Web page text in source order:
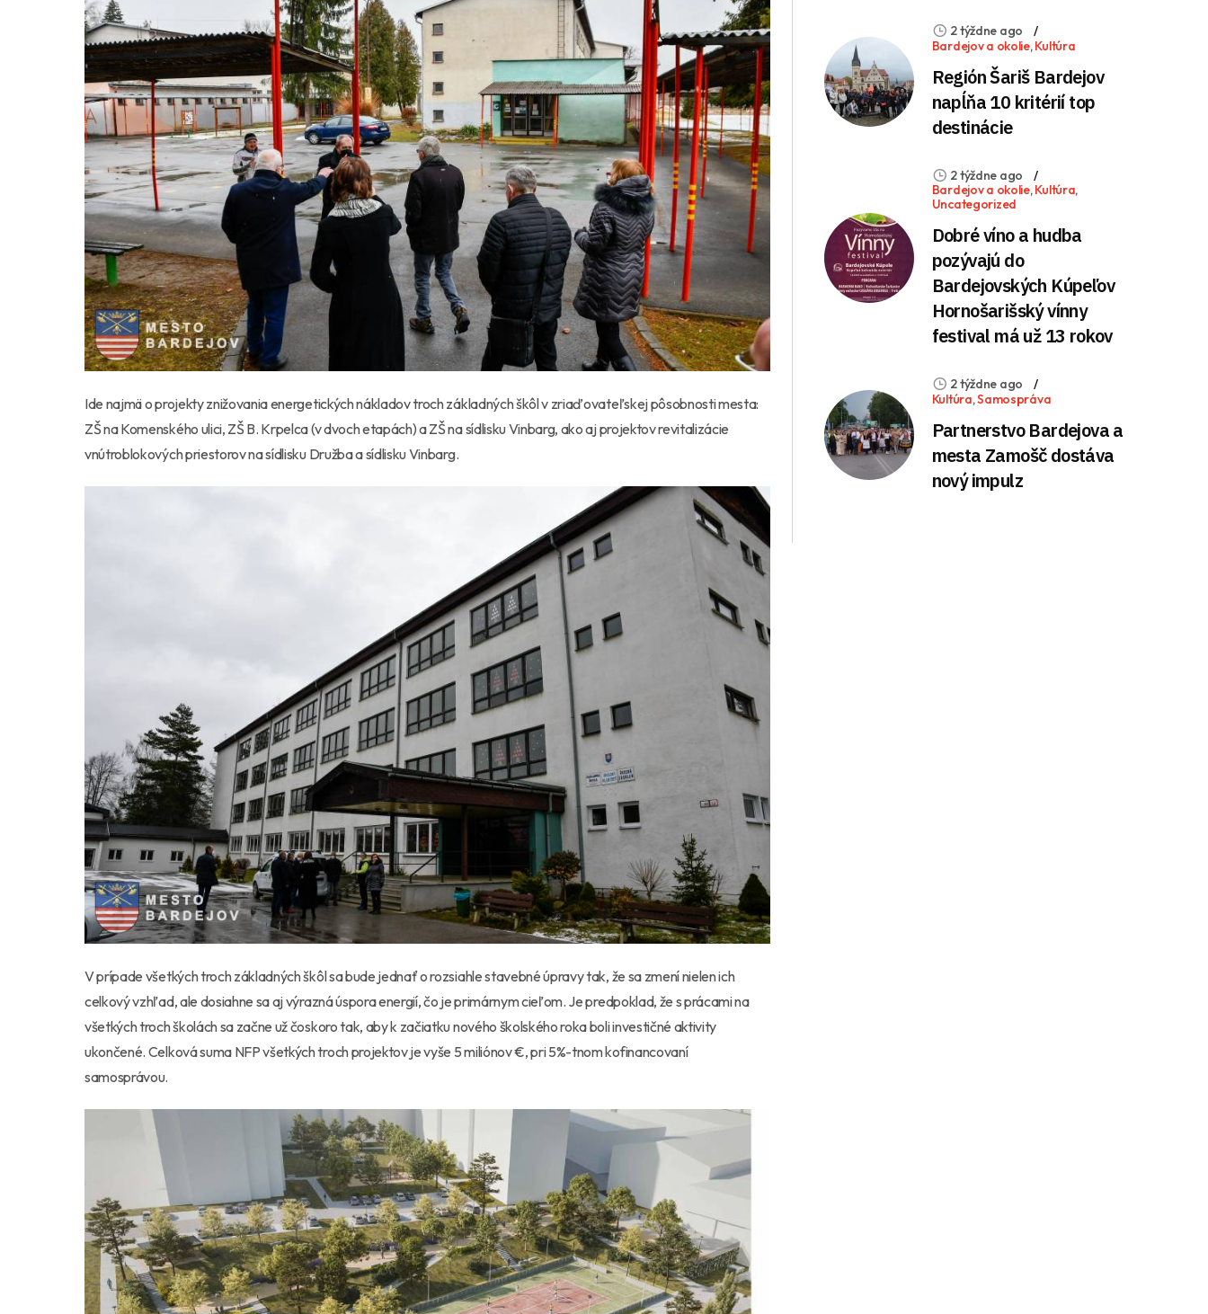
Ide najmä o projekty znižovania energetických nákladov troch základných škôl v zriaďovateľskej pôsobnosti mesta:
ZŠ na Komenského ulici, ZŠ B. Krpelca (v dvoch etapách) a ZŠ na sídlisku Vinbarg, ako aj projektov revitalizácie
vnútroblokových priestorov na sídlisku Družba a sídlisku Vinbarg.
V prípade všetkých troch základných škôl sa bude jednať o rozsiahle stavebné úpravy tak, že sa zmení nielen ich
celkový vzhľad, ale dosiahne sa aj výrazná úspora energií, čo je primárnym cieľom. Je predpoklad, že s prácami na
všetkých troch školách sa začne už čoskoro tak, aby k začiatku nového školského roka boli investičné aktivity
ukončené. Celková suma NFP všetkých troch projektov je vyše 5 miliónov €, pri 5%-tnom kofinancovaní
samosprávou.
2 týždne ago
Bardejov a okolie,Kultúra
Región Šariš Bardejov
napĺňa 10 kritérií top
destinácie
2 týždne ago
Bardejov a okolie,Kultúra,
Uncategorized
Dobré víno a hudba
pozývajú do
Bardejovských Kúpeľov
Hornošarišský vínny
festival má už 13 rokov
2 týždne ago
Kultúra,Samospráva
Partnerstvo Bardejova a
mesta Zamošč dostáva
nový impulz